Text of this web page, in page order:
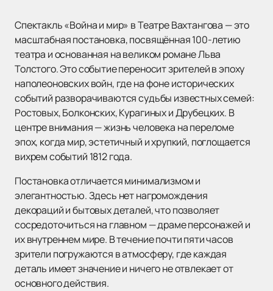
Спектакль «Война и мир» в Театре Вахтангова — это
масштабная постановка, посвящённая 100-летию
театра и основанная на великом романе Льва
Толстого. Это событие переносит зрителей в эпоху
наполеоновских войн, где на фоне исторических
событий разворачиваются судьбы известных семей:
Ростовых, Болконских, Курагиных и Друбецких. В
центре внимания — жизнь человека на переломе
эпох, когда мир, эстетичный и хрупкий, поглощается
вихрем событий 1812 года.
Постановка отличается минимализмом и
элегантностью. Здесь нет нагромождения
декораций и бытовых деталей, что позволяет
сосредоточиться на главном — драме персонажей и
их внутреннем мире. В течение почти пяти часов
зрители погружаются в атмосферу, где каждая
деталь имеет значение и ничего не отвлекает от
основного действия.